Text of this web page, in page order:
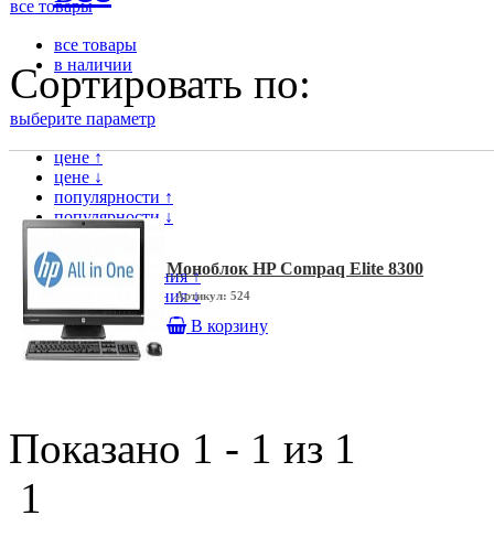
все товары
все товары
в наличии
Сортировать по:
выберите параметр
цене ↑
цене ↓
популярности ↑
популярности ↓
модели ↓
дате поступления ↑
дате поступления ↓
Моноблок HP Compaq Elite 8300
Артикул: 524
В корзину
Показано 1 - 1 из 1
1